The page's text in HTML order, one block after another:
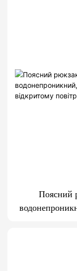
Поясний